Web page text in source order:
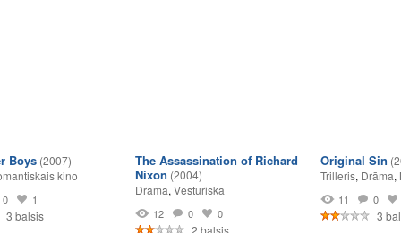
Boys (2007)
kino
0 1
3 balsis
The Assassination of Richard
Nixon (2004)
Drāma, Vēsturiska
12 0 0
2 balsis
Original Sin
Trilleris, Drāma,
11 0
3